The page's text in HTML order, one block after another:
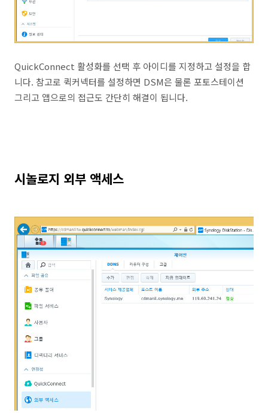
QuickConnect 활성화를 선택 후 아이디를 지정하고 설정을 합
니다. 참고로 퀵커넥터를 설정하면 DSM은 물론 포토스테이션
그리고 앱으로의 접근도 간단히 해결이 됩니다.
시놀로지 외부 액세스